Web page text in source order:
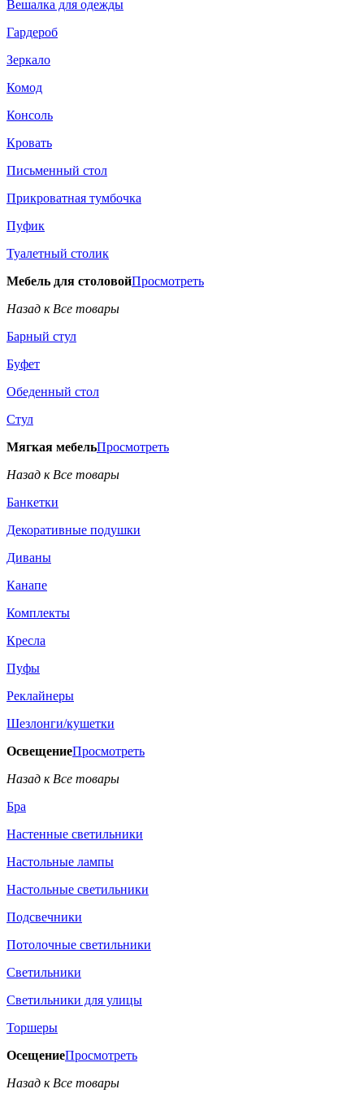
Вешалка для одежды
Гардероб
Зеркало
Комод
Консоль
Кровать
Письменный стол
Прикроватная тумбочка
Пуфик
Туалетный столик
Мебель для столовойПросмотреть
Назад к Все товары
Барный стул
Буфет
Обеденный стол
Стул
Мягкая мебельПросмотреть
Назад к Все товары
Банкетки
Декоративные подушки
Диваны
Канапе
Комплекты
Кресла
Пуфы
Реклайнеры
Шезлонги/кушетки
ОсвещениеПросмотреть
Назад к Все товары
Бра
Настенные светильники
Настольные лампы
Настольные светильники
Подсвечники
Потолочные светильники
Светильники
Светильники для улицы
Торшеры
ОсещениеПросмотреть
Назад к Все товары